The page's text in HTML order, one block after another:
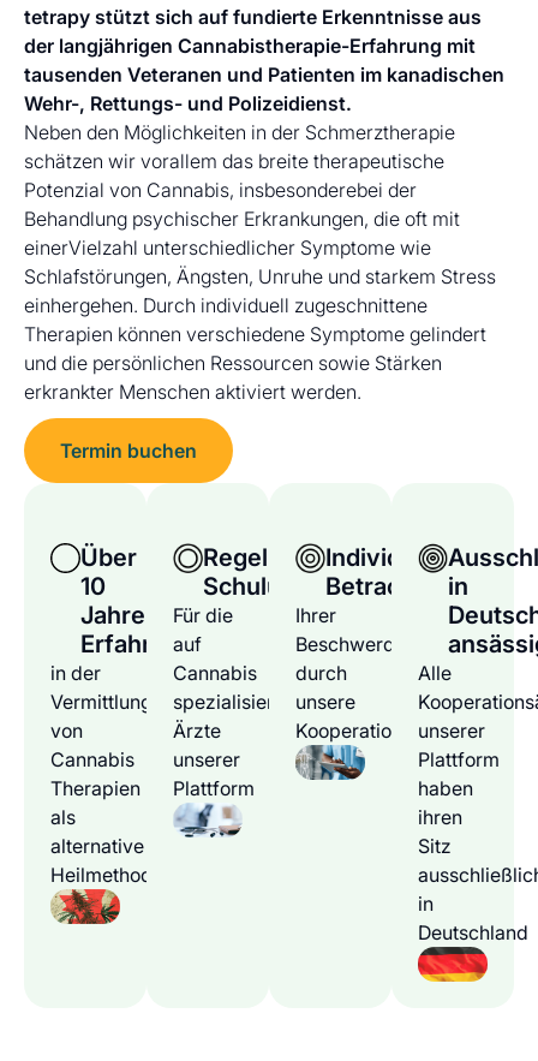
tetrapy stützt sich auf fundierte Erkenntnisse aus
der langjährigen Cannabistherapie-Erfahrung mit
tausenden Veteranen und Patienten im kanadischen
Wehr-, Rettungs- und Polizeidienst.
Neben den Möglichkeiten in der Schmerztherapie
schätzen wir vorallem das breite therapeutische
Potenzial von Cannabis, insbesonderebei der
Behandlung psychischer Erkrankungen, die oft mit
einerVielzahl unterschiedlicher Symptome wie
Schlafstörungen, Ängsten, Unruhe und starkem Stress
einhergehen. Durch individuell zugeschnittene
Therapien können verschiedene Symptome gelindert
und die persönlichen Ressourcen sowie Stärken
erkrankter Menschen aktiviert werden.
Termin buchen
Über
10
Jahre
Erfahrung
in der
Vermittlung
von
Cannabis
Therapien
als
alternative
Heilmethode
Regelmäßige
Schulungen
Für die
auf
Cannabis
spezialisierten
Ärzte
unserer
Plattform
Individuelle
Betrachtung
Ihrer
Beschwerden
durch
unsere
Kooperationsärzte
in
Alle
unserer
Plattform
haben
ihren
Sitz
in
Deutschland